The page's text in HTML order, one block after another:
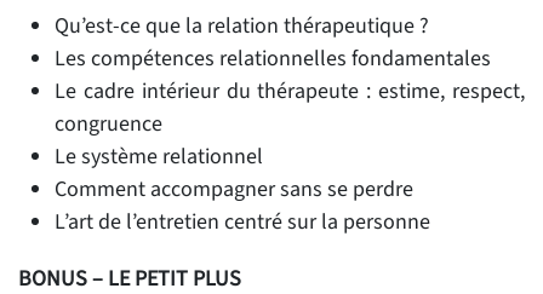
Qu’est-ce que la relation thérapeutique ?
Les compétences relationnelles fondamentales
Le cadre intérieur du thérapeute : estime, respect,
congruence
Le système relationnel
Comment accompagner sans se perdre
L’art de l’entretien centré sur la personne
BONUS – LE PETIT PLUS